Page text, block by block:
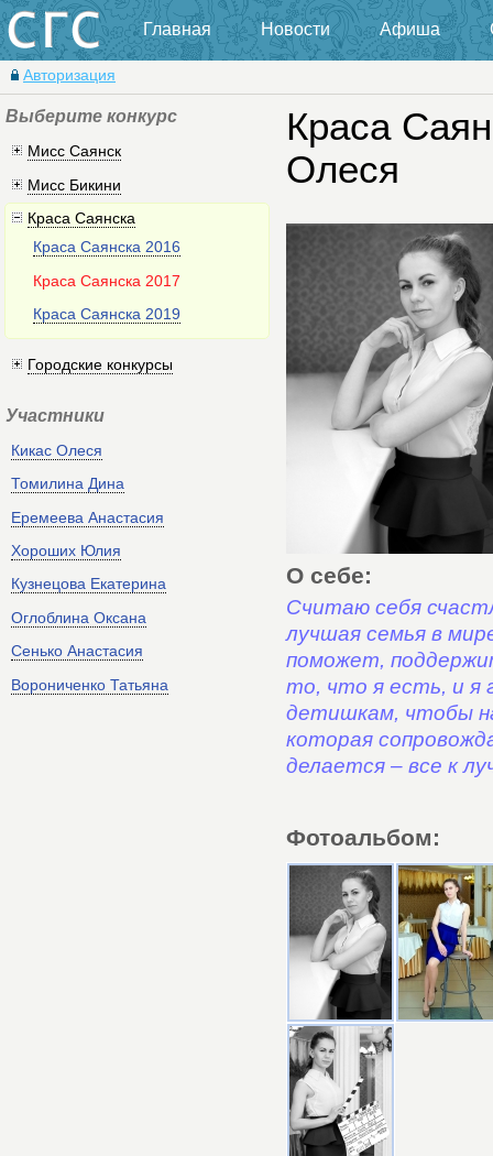
Главная Новости Афиша
Авторизация
Выберите конкурс
Мисс Саянск
Мисс Бикини
Краса Саянска
Краса Саянска 2016
Краса Саянска 2017
Краса Саянска 2019
Городские конкурсы
Участники
Кикас Олеся
Томилина Дина
Еремеева Анастасия
Хороших Юлия
Кузнецова Екатерина
Оглоблина Оксана
Сенько Анастасия
Ворониченко Татьяна
Краса
Олеся
О себе:
Считаю себя
лучшая семья в
поможет,
то, что я есть, и я
детишкам, чтобы
которая
делается – все к
Фотоальбом: